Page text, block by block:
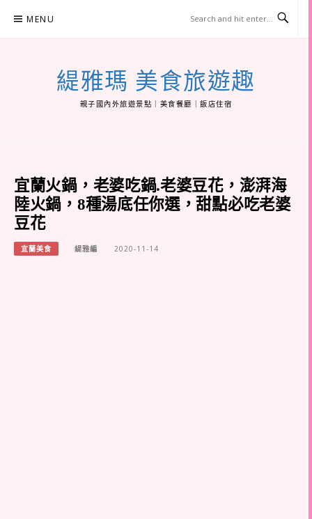
MENU
緹雅瑪 美食旅遊趣
親子國內外旅遊景點｜美食餐廳｜飯店住宿
宜蘭火鍋，老婆吃鍋.老婆豆花，澎湃海
陸火鍋，8種湯底任你選，甜點必吃老婆
豆花
宜蘭美食 緹雅編 2020-11-14